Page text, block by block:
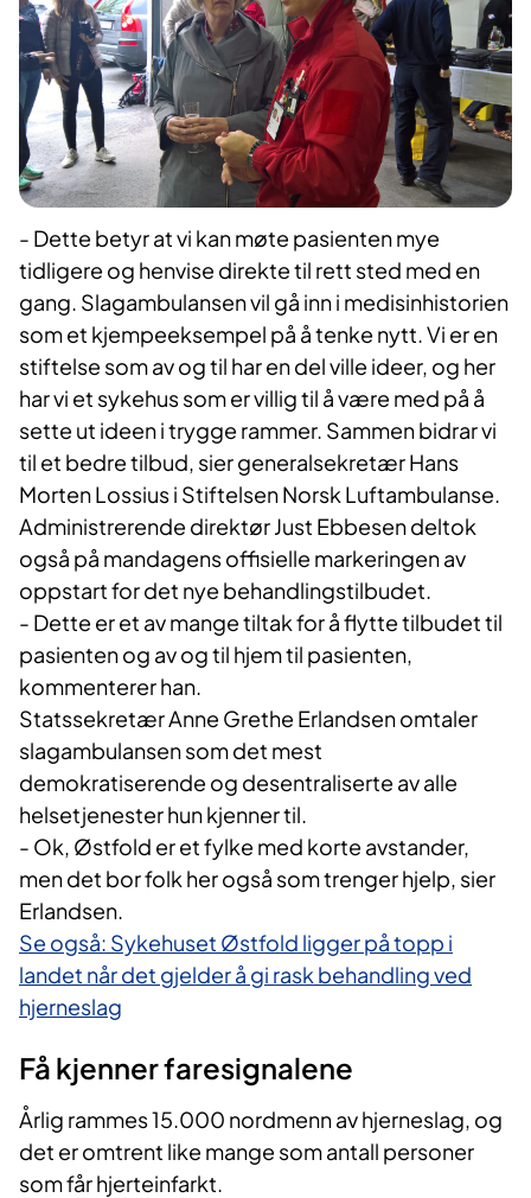
- Dette betyr at vi kan møte pasienten mye
tidligere og henvise direkte til rett sted med en
gang. Slagambulansen vil gå inn i medisinhistorien
som et kjempeeksempel på å tenke nytt. Vi er en
stiftelse som av og til har en del ville ideer, og her
har vi et sykehus som er villig til å være med på å
sette ut ideen i trygge rammer. Sammen bidrar vi
til et bedre tilbud, sier generalsekretær Hans
Morten Lossius i Stiftelsen Norsk Luftambulanse.
Administrerende direktør Just Ebbesen deltok
også på mandagens offisielle markeringen av
oppstart for det nye behandlingstilbudet.
- Dette er et av mange tiltak for å flytte tilbudet til
pasienten og av og til hjem til pasienten,
kommenterer han.
Statssekretær Anne Grethe Erlandsen omtaler
slagambulansen som det mest
demokratiserende og desentraliserte av alle
helsetjenester hun kjenner til.
- Ok, Østfold er et fylke med korte avstander,
men det bor folk her også som trenger hjelp, sier
Erlandsen.
Se også: Sykehuset Østfold ligger på topp i
landet når det gjelder å gi rask behandling ved
hjerneslag
Få kjenner faresignalene
Årlig rammes 15.000 nordmenn av hjerneslag, og
det er omtrent like mange som antall personer
som får hjerteinfarkt.